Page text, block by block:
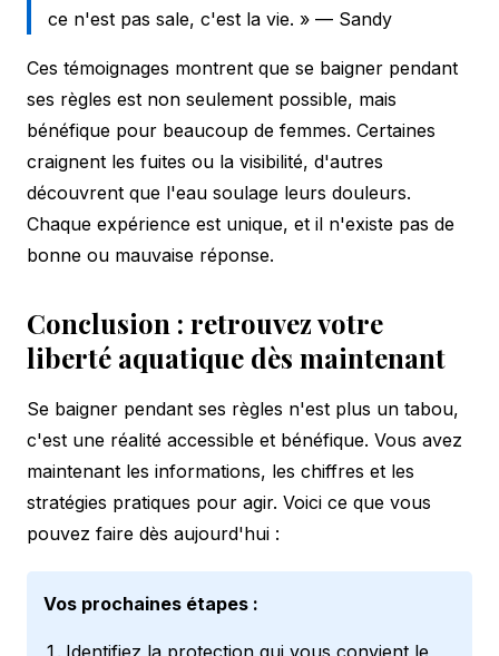
ce n'est pas sale, c'est la vie. » — Sandy
Ces témoignages montrent que se baigner pendant
ses règles est non seulement possible, mais
bénéfique pour beaucoup de femmes. Certaines
craignent les fuites ou la visibilité, d'autres
découvrent que l'eau soulage leurs douleurs.
Chaque expérience est unique, et il n'existe pas de
bonne ou mauvaise réponse.
Conclusion : retrouvez votre
liberté aquatique dès maintenant
Se baigner pendant ses règles n'est plus un tabou,
c'est une réalité accessible et bénéfique. Vous avez
maintenant les informations, les chiffres et les
stratégies pratiques pour agir. Voici ce que vous
pouvez faire dès aujourd'hui :
Vos prochaines étapes :
Identifiez la protection qui vous convient le